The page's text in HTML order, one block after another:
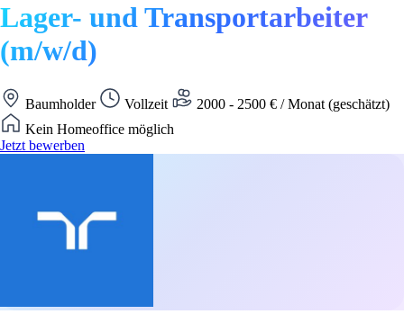
Lager- und Transportarbeiter
(m/w/d)
Baumholder Vollzeit
2000 - 2500 € / Monat (geschätzt)
Kein Homeoffice möglich
Jetzt bewerben